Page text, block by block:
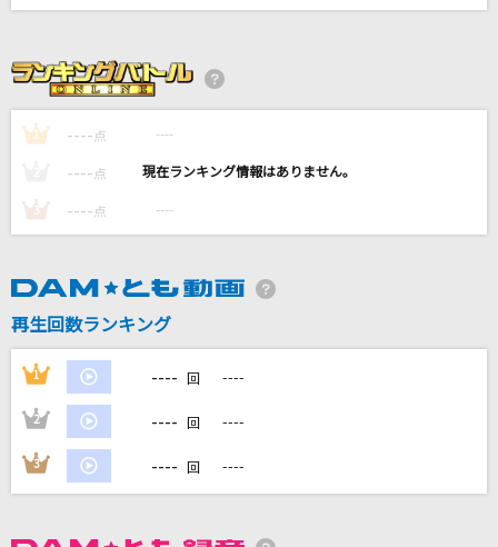
ずっと真夜中でいいのに。
天国
Mrs. GREEN APPLE
ANOTHER WORLD
杉本琢弥
カラオケ最新情報をチェック！
1 ---- 点 ----
---- 点 ----
3 ---- 点 ----
再生回数ランキング
1 ---- 回 ----
2 ---- 回 ----
3 ---- 回 ----